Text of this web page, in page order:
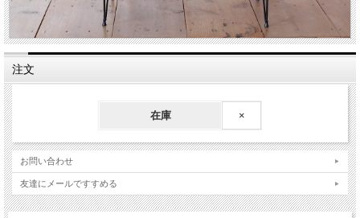
注文
在庫 ×
お問い合わせ
友達にメールですすめる